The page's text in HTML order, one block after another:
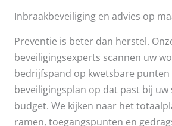
Inbraakbeveiliging en advies op
Preventie is beter dan herstel.
beveiligingsexperts scannen uw
bedrijfspand op kwetsbare punten
beveiligingsplan op dat past bij uw
budget. We kijken naar het
ramen, toegangspunten en